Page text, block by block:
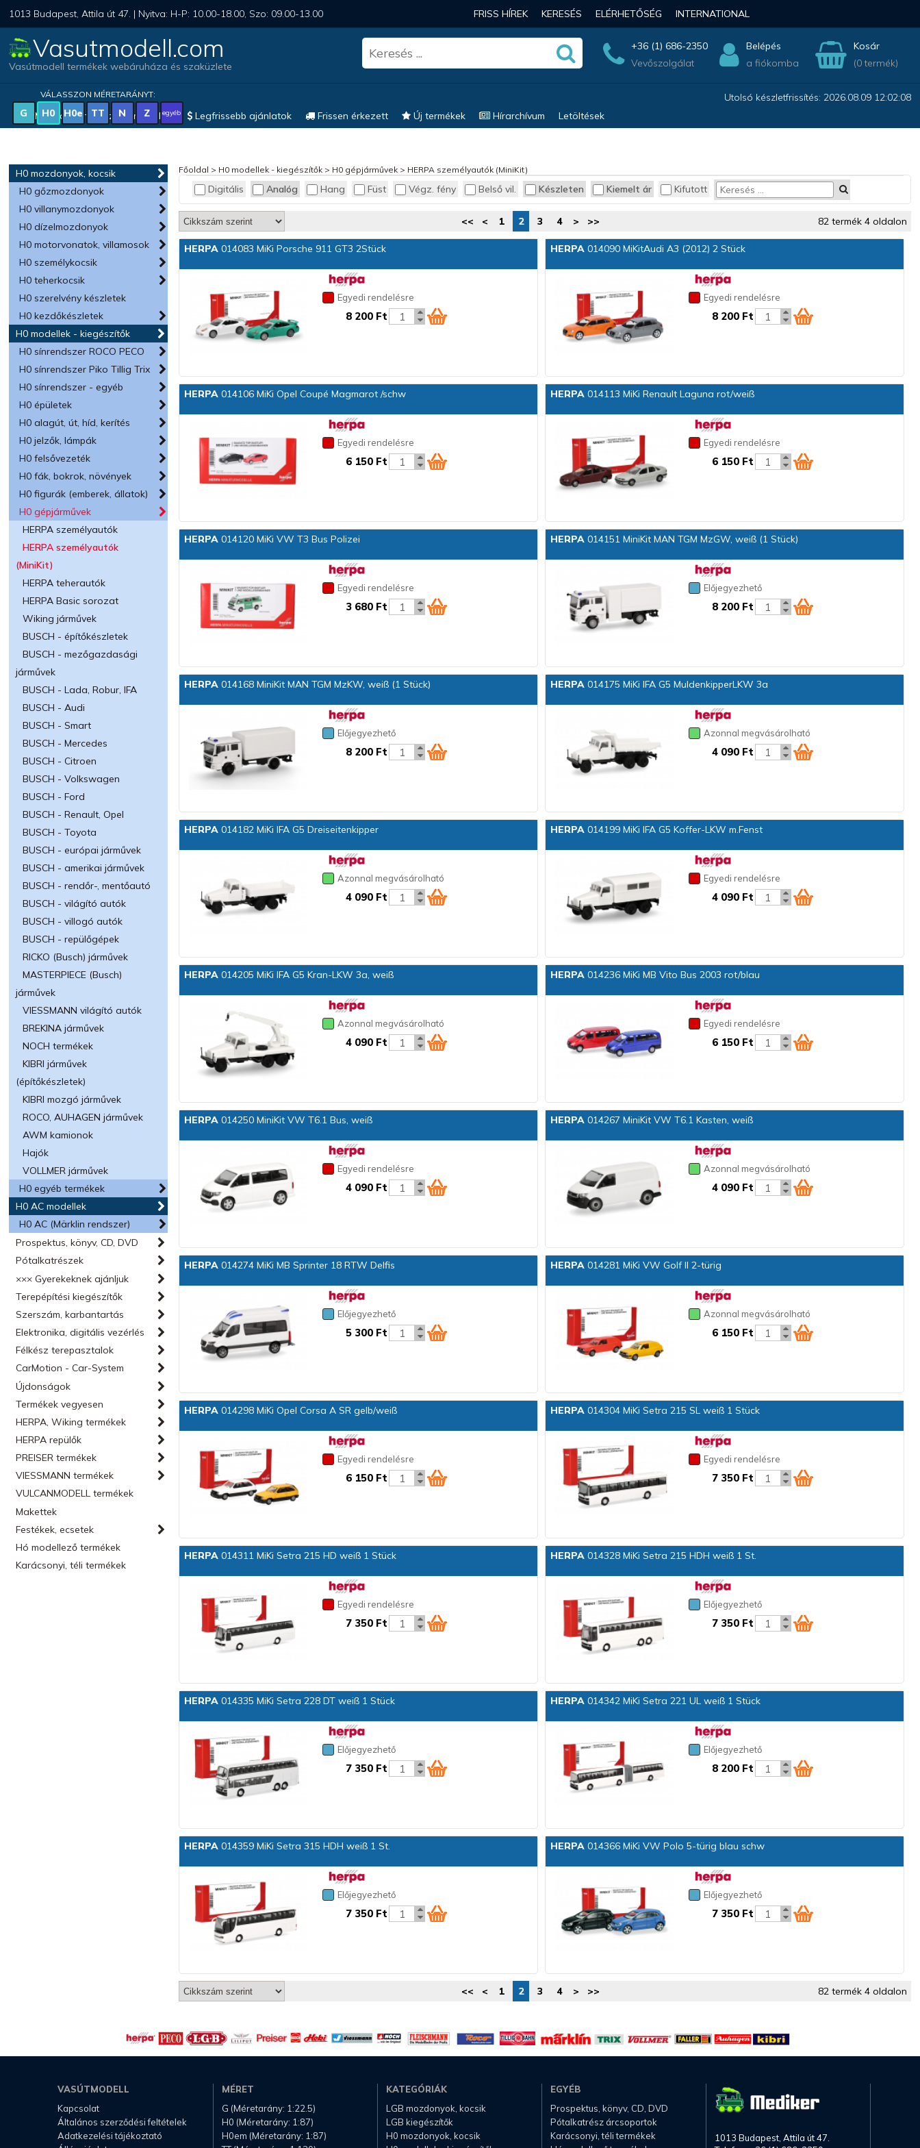
1013 Budapest, Attila út 47. | Nyitva: H-P: 10.00-18.00, Szo: 09.00-13.00 FRISS HÍREK KERESÉS ELÉRHETŐSÉG INTERNATIONAL
Vasutmodell.com
Vasútmodell termékek webáruháza és szaküzlete
+36 (1) 686-2350
Vevőszolgálat
Belépés
a fiókomba
Kosár
(0 termék)
VÁLASSZON MÉRETARÁNYT:
G H0 H0e TT N Z egyéb
Utolsó készletfrissítés: 2026.08.09 12:02:08
Magyar vonatkozású modellek
Legfrissebb ajánlatok Frissen érkezett Új termékek Hírarchívum Letöltések
H0 mozdonyok, kocsik
H0 gőzmozdonyok
H0 villanymozdonyok
H0 dízelmozdonyok
H0 motorvonatok, villamosok
H0 személykocsik
H0 teherkocsik
H0 szerelvény készletek
H0 kezdőkészletek
H0 modellek - kiegészítők
H0 sínrendszer ROCO PECO
H0 sínrendszer Piko Tillig Trix
H0 sínrendszer - egyéb
H0 épületek
H0 alagút, út, híd, kerítés
H0 jelzők, lámpák
H0 felsővezeték
H0 fák, bokrok, növények
H0 figurák (emberek, állatok)
H0 gépjárművek
HERPA személyautók
HERPA személyautók
(MiniKit)
HERPA teherautók
HERPA Basic sorozat
Wiking járművek
BUSCH - építőkészletek
BUSCH - mezőgazdasági
járművek
BUSCH - Lada, Robur, IFA
BUSCH - Audi
BUSCH - Smart
BUSCH - Mercedes
BUSCH - Citroen
BUSCH - Volkswagen
BUSCH - Ford
BUSCH - Renault, Opel
BUSCH - Toyota
BUSCH - európai járművek
BUSCH - amerikai járművek
BUSCH - rendőr-, mentőautó
BUSCH - világító autók
BUSCH - villogó autók
BUSCH - repülőgépek
RICKO (Busch) járművek
MASTERPIECE (Busch)
járművek
VIESSMANN világító autók
BREKINA járművek
NOCH termékek
KIBRI járművek
(építőkészletek)
KIBRI mozgó járművek
ROCO, AUHAGEN járművek
AWM kamionok
Hajók
VOLLMER járművek
H0 egyéb termékek
H0 AC modellek
H0 AC (Märklin rendszer)
Prospektus, könyv, CD, DVD
Pótalkatrészek
××× Gyerekeknek ajánljuk
Terepépítési kiegészítők
Szerszám, karbantartás
Elektronika, digitális vezérlés
Félkész terepasztalok
CarMotion - Car-System
Újdonságok
Termékek vegyesen
HERPA, Wiking termékek
HERPA repülők
PREISER termékek
VIESSMANN termékek
VULCANMODELL termékek
Makettek
Festékek, ecsetek
Hó modellező termékek
Karácsonyi, téli termékek
Főoldal > H0 modellek - kiegészítők > H0 gépjárművek > HERPA személyautók (MiniKit)
Digitális Analóg Hang Füst Végz. fény Belső vil. Készleten Kiemelt ár Kifutott
<< < 1 2 3 4 > >> 82 termék 4 oldalon
HERPA 014083 MiKi Porsche 911 GT3 2Stück
Egyedi rendelésre
8 200 Ft
HERPA014090 MiKitAudi A3 (2012) 2 Stück
Egyedi rendelésre
8 200 Ft
HERPA 014106 MiKi Opel Coupé Magmarot /schw
Egyedi rendelésre
6 150 Ft
HERPA014113 MiKi Renault Laguna rot/weiß
Egyedi rendelésre
6 150 Ft
HERPA 014120 MiKi VW T3 Bus Polizei
Egyedi rendelésre
3 680 Ft
HERPA014151 MiniKit MAN TGM MzGW, weiß (1 Stück)
Előjegyezhető
8 200 Ft
HERPA 014168 MiniKit MAN TGM MzKW, weiß (1 Stück)
Előjegyezhető
8 200 Ft
HERPA014175 MiKi IFA G5 MuldenkipperLKW 3a
Azonnal megvásárolható
4 090 Ft
HERPA 014182 MiKi IFA G5 Dreiseitenkipper
Azonnal megvásárolható
4 090 Ft
HERPA014199 MiKi IFA G5 Koffer-LKW m.Fenst
Egyedi rendelésre
4 090 Ft
HERPA 014205 MiKi IFA G5 Kran-LKW 3a, weiß
Azonnal megvásárolható
4 090 Ft
HERPA014236 MiKi MB Vito Bus 2003 rot/blau
Egyedi rendelésre
6 150 Ft
HERPA 014250 MiniKit VW T6.1 Bus, weiß
Egyedi rendelésre
4 090 Ft
HERPA014267 MiniKit VW T6.1 Kasten, weiß
Azonnal megvásárolható
4 090 Ft
HERPA 014274 MiKi MB Sprinter 18 RTW Delfis
Előjegyezhető
5 300 Ft
HERPA014281 MiKi VW Golf II 2-türig
Azonnal megvásárolható
6 150 Ft
HERPA 014298 MiKi Opel Corsa A SR gelb/weiß
Egyedi rendelésre
6 150 Ft
HERPA014304 MiKi Setra 215 SL weiß 1 Stück
Egyedi rendelésre
7 350 Ft
HERPA 014311 MiKi Setra 215 HD weiß 1 Stück
Egyedi rendelésre
7 350 Ft
HERPA014328 MiKi Setra 215 HDH weiß 1 St.
Előjegyezhető
7 350 Ft
HERPA 014335 MiKi Setra 228 DT weiß 1 Stück
Előjegyezhető
7 350 Ft
HERPA014342 MiKi Setra 221 UL weiß 1 Stück
Előjegyezhető
8 200 Ft
HERPA 014359 MiKi Setra 315 HDH weiß 1 St.
Előjegyezhető
7 350 Ft
HERPA014366 MiKi VW Polo 5-türig blau schw
Előjegyezhető
7 350 Ft
<< < 1 2 3 4 > >> 82 termék 4 oldalon
VASÚTMODELL
Kapcsolat
Általános szerződési feltételek
Adatkezelési tájékoztató
MÉRET
G (Méretarány: 1:22.5)
H0 (Méretarány: 1:87)
H0em (Méretarány: 1:87)
KATEGÓRIÁK
LGB mozdonyok, kocsik
LGB kiegészítők
H0 mozdonyok, kocsik
EGYÉB
Prospektus, könyv, CD, DVD
Pótalkatrész árcsoportok
Karácsonyi, téli termékek
1013 Budapest, Attila út 47.